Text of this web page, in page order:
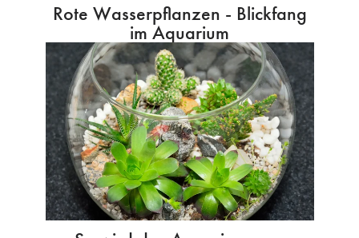
Rote Wasserpflanzen - Blickfang
im Aquarium